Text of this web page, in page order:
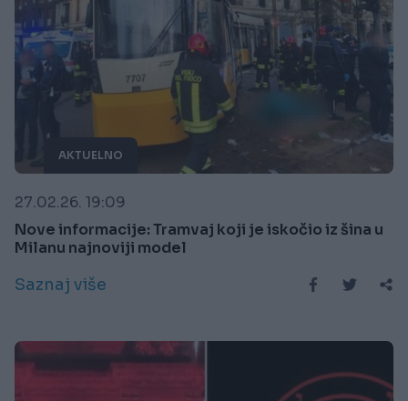
AKTUELNO
27.02.26. 19:09
Nove informacije: Tramvaj koji je iskočio iz šina u
Milanu najnoviji model
Saznaj više